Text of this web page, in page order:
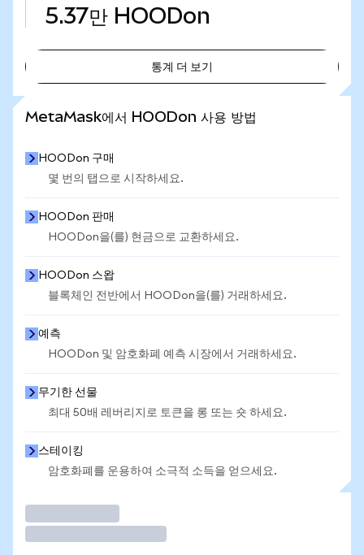
5.37만 HOODon
통계 더 보기
MetaMask에서 HOODon 사용 방법
HOODon 구매
몇 번의 탭으로 시작하세요.
HOODon 판매
HOODon을(를) 현금으로 교환하세요.
HOODon 스왑
블록체인 전반에서 HOODon을(를) 거래하세요.
예측
HOODon 및 암호화폐 예측 시장에서 거래하세요.
무기한 선물
최대 50배 레버리지로 토큰을 롱 또는 숏 하세요.
스테이킹
암호화폐를 운용하여 소극적 소득을 얻으세요.